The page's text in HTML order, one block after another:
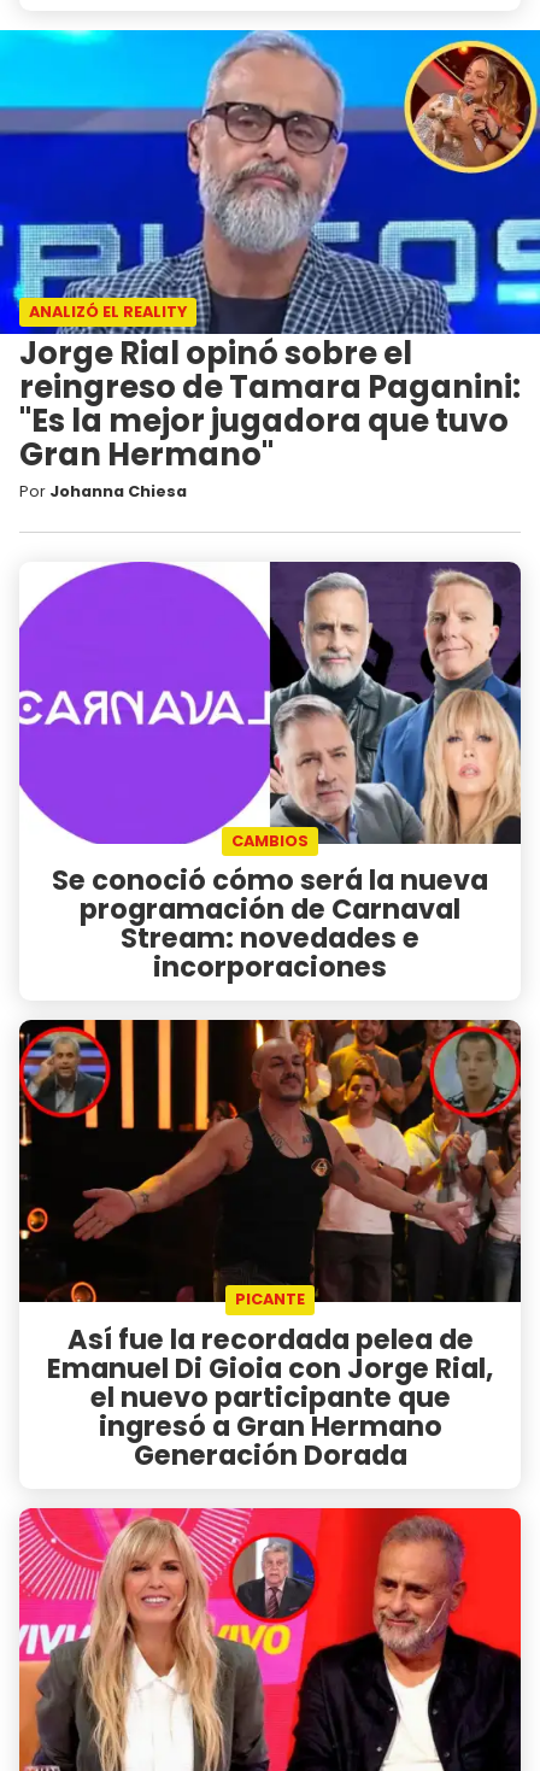
ANALIZÓ EL REALITY
Jorge Rial opinó sobre el
reingreso de Tamara Paganini:
"Es la mejor jugadora que tuvo
Gran Hermano"
Por Johanna Chiesa
CAMBIOS
Se conoció cómo será la nueva
programación de Carnaval
Stream: novedades e
incorporaciones
PICANTE
Así fue la recordada pelea de
Emanuel Di Gioia con Jorge Rial,
el nuevo participante que
ingresó a Gran Hermano
Generación Dorada